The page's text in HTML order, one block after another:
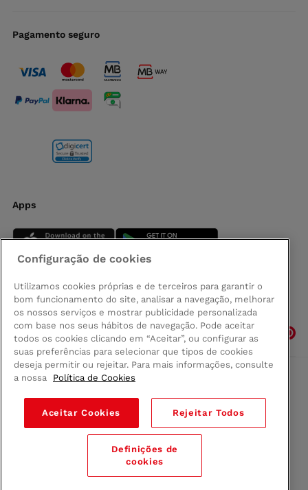
Pagamento seguro
Apps
Siga-nos
Comprar na Madeira
Política de privacidad
Termos e Condições
Configuração de cookies
Utilizamos cookies próprias e de terceiros para garantir o
bom funcionamento do site, analisar a navegação, melhorar
os nossos serviços e mostrar publicidade personalizada
com base nos seus hábitos de navegação. Pode aceitar
todos os cookies clicando em “Aceitar”, ou configurar as
suas preferências para selecionar que tipos de cookies
deseja permitir ou rejeitar. Para mais informações, consulte
a nossa
Política de Cookies
Aceitar Cookies Rejeitar Todos
Definições de
cookies